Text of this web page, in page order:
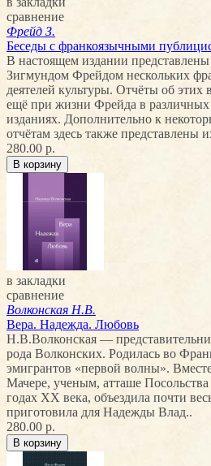
сравнение
Фрейд З.
Беседы с франкоязычными
В настоящем издании представлены
Зигмундом Фрейдом нескольких
деятелей культуры. Отчёты об этих
ещё при жизни Фрейда в
изданиях. Дополнительно к
отчётам здесь также представлены
280.00 р.
в закладки
сравнение
Волконская Н.В.
Вера. Надежда. Любовь
Н.В.Волконская —
рода Волконских. Родилась во
эмигрантов «первой волны».
Мачере, ученым, атташе
годах XX века, объездила почти
приготовила для Надежды Влад..
280.00 р.